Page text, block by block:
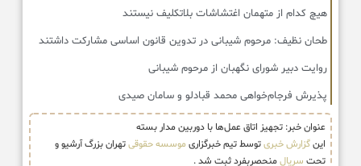
هیچ کدام از متهمان اغتشاشات بلاتکلیف نیستند
طحان‌ نظیف: مرحوم شیبانی در تدوین قانون اساسی مشارکت داشتند
روایت دبیر شورای نگهبان از مرحوم شیبانی
پذیرش فرجام‌خواهی محمد قبادلو و سامان صیدی
عنوان خبر: تجهیز اتاق عمل‌ها با دوربین مدار بسته
اینگزارش خبریتوسط تیم خبرگزاری موسسه حقوقیتهران بزرگ آرشیو و
تحت سریالمنحصربفرد ثبت شد .